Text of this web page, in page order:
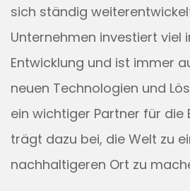
sich ständig
Unternehmen investiert viel
Entwicklung und ist immer
neuen Technologien und
ein wichtiger Partner für die
trägt dazu bei, die Welt zu
nachhaltigeren Ort zu